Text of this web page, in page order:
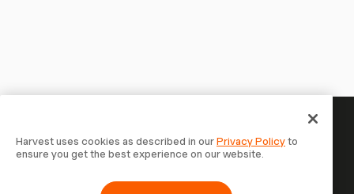
Il tuo tempo merita di essere
tracciato — inizia ora
Unisciti a oltre 70.000 aziende che monitorano il tempo,
Harvest uses cookies as described in ourPrivacy Policyto
ensure you get the best experience on our website.